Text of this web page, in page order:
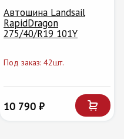
Автошина Landsail
RapidDragon
275/40/R19 101Y
Под заказ: 42шт.
10 790 ₽